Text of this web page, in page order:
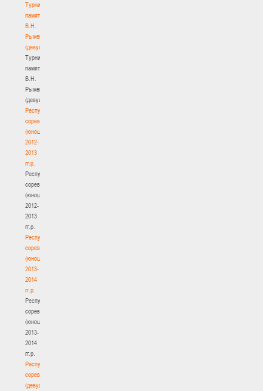
Турнир
памяти
В.Н.
Рыженкова
(девушки)
Турнир
памяти
В.Н.
Рыженкова
(девушки)
Республиканские
соревнования
(юноши)
2012-
2013
гг.р.
Республиканские
соревнования
(юноши)
2012-
2013
гг.р.
Республиканские
соревнования
(юноши)
2013-
2014
гг.р.
Республиканские
соревнования
(юноши)
2013-
2014
гг.р.
Республиканские
соревнования
(девушки)